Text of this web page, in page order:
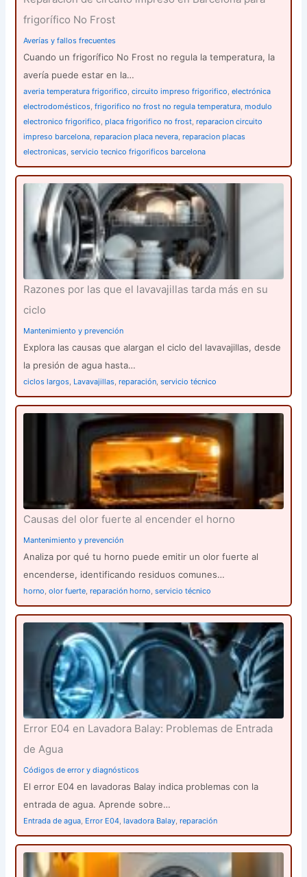
frigorífico No Frost
Averías y fallos frecuentes
Cuando un frigorífico No Frost no regula la temperatura, la
avería puede estar en la…
averia temperatura frigorifico,circuito impreso frigorifico,electrónica
electrodomésticos,frigorifico no frost no regula temperatura,modulo
electronico frigorifico,placa frigorifico no frost,reparacion circuito
impreso barcelona,reparacion placa nevera,reparacion placas
electronicas,servicio tecnico frigorificos barcelona
Razones por las que el lavavajillas tarda más en su
ciclo
Mantenimiento y prevención
Explora las causas que alargan el ciclo del lavavajillas, desde
la presión de agua hasta…
ciclos largos, Lavavajillas,reparación,servicio técnico
Causas del olor fuerte al encender el horno
Mantenimiento y prevención
Analiza por qué tu horno puede emitir un olor fuerte al
encenderse, identificando residuos comunes…
horno,olor fuerte,reparación horno,servicio técnico
Error E04 en Lavadora Balay: Problemas de Entrada
de Agua
Códigos de error y diagnósticos
El error E04 en lavadoras Balay indica problemas con la
entrada de agua. Aprende sobre…
Entrada de agua, Error E04,lavadora Balay,reparación